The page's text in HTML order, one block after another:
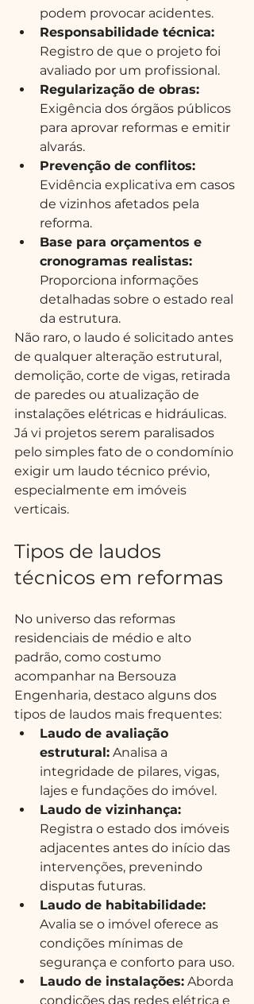
podem provocar acidentes.
Responsabilidade técnica:
Registro de que o projeto foi
avaliado por um profissional.
Regularização de obras:
Exigência dos órgãos públicos
para aprovar reformas e emitir
alvarás.
Prevenção de conflitos:
Evidência explicativa em casos
de vizinhos afetados pela
reforma.
Base para orçamentos e
cronogramas realistas:
Proporciona informações
detalhadas sobre o estado real
da estrutura.
Não raro, o laudo é solicitado antes
de qualquer alteração estrutural,
demolição, corte de vigas, retirada
de paredes ou atualização de
instalações elétricas e hidráulicas.
Já vi projetos serem paralisados
pelo simples fato de o condomínio
exigir um laudo técnico prévio,
especialmente em imóveis
verticais.
Tipos de laudos
técnicos em reformas
No universo das reformas
residenciais de médio e alto
padrão, como costumo
acompanhar na Bersouza
Engenharia, destaco alguns dos
tipos de laudos mais frequentes:
Laudo de avaliação
estrutural: Analisa a
integridade de pilares, vigas,
lajes e fundações do imóvel.
Laudo de vizinhança:
Registra o estado dos imóveis
adjacentes antes do início das
intervenções, prevenindo
disputas futuras.
Laudo de habitabilidade:
Avalia se o imóvel oferece as
condições mínimas de
segurança e conforto para uso.
Laudo de instalações: Aborda
condições das redes elétrica e